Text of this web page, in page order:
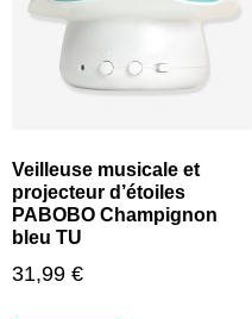
Veilleuse musicale et
projecteur d’étoiles
PABOBO Champignon
bleu TU
31,99 €